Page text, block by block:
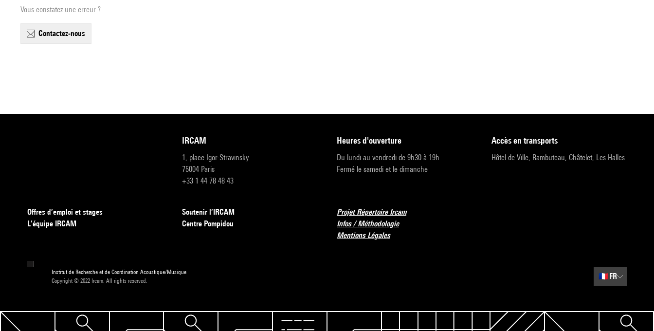
Vous constatez une erreur ?
contactez-nous
IRCAM
1, place Igor-Stravinsky
75004 Paris
+33 1 44 78 48 43
heures d'ouverture
Du lundi au vendredi de 9h30 à 19h
Fermé le samedi et le dimanche
accès en transports
Hôtel de Ville, Rambuteau, Châtelet, Les Halles
Offres d’emploi et stages
L’équipe IRCAM
Soutenir l’IRCAM
Centre Pompidou
Projet Répertoire Ircam
Infos / Méthodologie
Mentions Légales
Institut de Recherche et de Coordination Acoustique/Musique
Copyright © 2022 Ircam. All rights reserved.
🇫🇷 FR